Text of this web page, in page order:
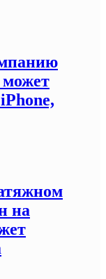
может
на